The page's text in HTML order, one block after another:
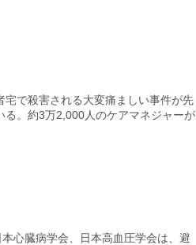
で殺害される大変痛ましい事件が先
る。約3万2,000人のケアマネジャーが
心臓病学会、日本高血圧学会は、避